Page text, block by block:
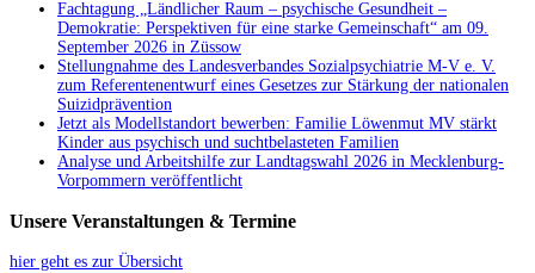
Fachtagung „Ländlicher Raum – psychische Gesundheit –
Demokratie: Perspektiven für eine starke Gemeinschaft“ am 09.
September 2026 in Züssow
Stellungnahme des Landesverbandes Sozialpsychiatrie M-V e. V.
zum Referentenentwurf eines Gesetzes zur Stärkung der nationalen
Suizidprävention
Jetzt als Modellstandort bewerben: Familie Löwenmut MV stärkt
Kinder aus psychisch und suchtbelasteten Familien
Analyse und Arbeitshilfe zur Landtagswahl 2026 in Mecklenburg-
Vorpommern veröffentlicht
Unsere Veranstaltungen & Termine
hier geht es zur Übersicht